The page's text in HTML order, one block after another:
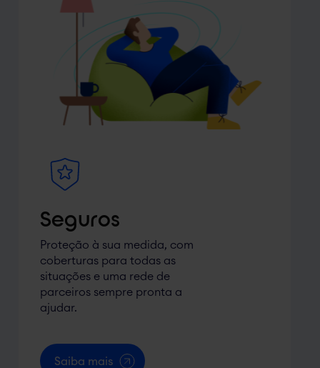
Seguros
Proteção à sua medida, com
coberturas para todas as
situações e uma rede de
parceiros sempre pronta a
ajudar.
Saiba mais